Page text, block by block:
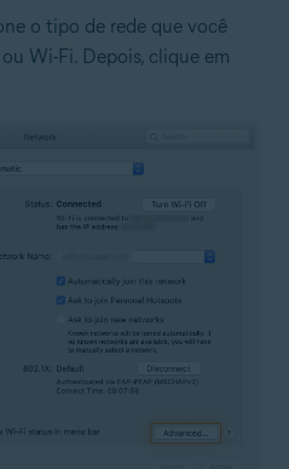
o tipo de rede que você
Wi-Fi. Depois, clique em